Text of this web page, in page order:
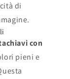
di
con
pieni e